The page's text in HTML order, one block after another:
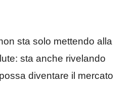
sta solo mettendo alla
sta anche rivelando
diventare il mercato